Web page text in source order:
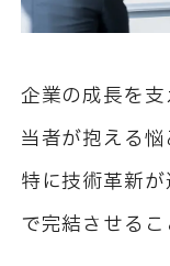
企業の成長を
当者が抱える悩
特に技術革新
で完結させるこ